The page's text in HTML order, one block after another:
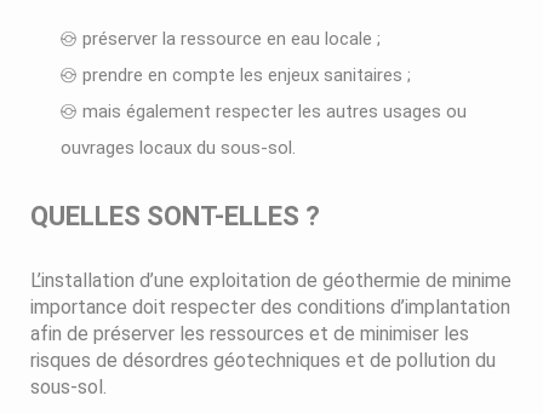
préserver la ressource en eau locale ;
prendre en compte les enjeux sanitaires ;
mais également respecter les autres usages ou
ouvrages locaux du sous-sol.
QUELLES SONT-ELLES ?
L’installation d’une exploitation de géothermie de minime
importance doit respecter des conditions d’implantation
afin de préserver les ressources et de minimiser les
risques de désordres géotechniques et de pollution du
sous-sol.